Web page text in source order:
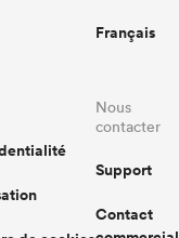
Français
Nous
contacter
Support
Contact